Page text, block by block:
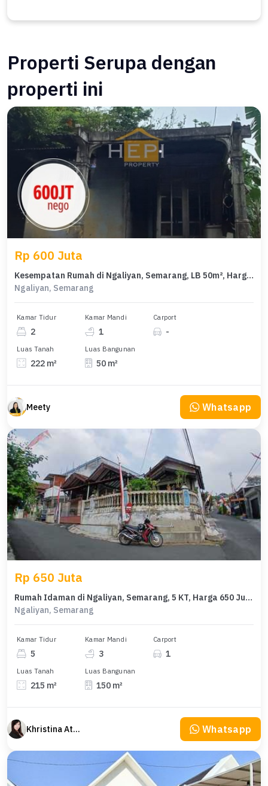
Properti Serupa dengan
properti ini
Rp 600 Juta
Kesempatan Rumah di Ngaliyan, Semarang, LB 50m², Harga 600 Juta
Ngaliyan, Semarang
Kamar Tidur
2
Kamar Mandi
1
Carport
-
Luas Tanah
222 m²
Luas Bangunan
50 m²
Meety Whatsapp
Rp 650 Juta
Rumah Idaman di Ngaliyan, Semarang, 5 KT, Harga 650 Juta
Ngaliyan, Semarang
Kamar Tidur
5
Kamar Mandi
3
Carport
1
Luas Tanah
215 m²
Luas Bangunan
150 m²
Khristina Atmodjo Whatsapp